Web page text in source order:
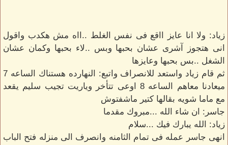
زياد: ولا انا عايز ااقع فى نفس الغلط ..ااه مش هكدب واقول
انى هتجوز آشرى عشان بحبها وبس ..لاء بحبها وكمان عشان
الشغل ..بس بحبها وعايزها
ثم قام زياد واستعد للانصراف واتبع: النهارده هستناك الساعه 7
ميعادنا معاهم الساعه 8 اوعى تتأخر وياريت تجيب سليم يقعد
مع ماما شويه بقالها كتير ماشفتوش
جاسر: ان شاء الله ...مبروك مقدما
زياد: الله يبارك فيك ...سلام
انهى جاسر عمله فى تمام الثامنه وانصرف الى منزله فتح الباب